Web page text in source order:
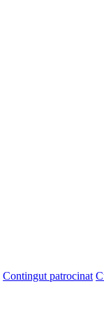
Contingut patrocinat